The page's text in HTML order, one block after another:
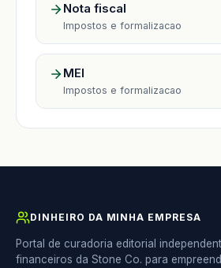
Nota fiscal
Impostos e formalizacao
MEI
Impostos e formalizacao
DINHEIRO DA MINHA EMPRESA
Portal de curadoria editorial
financeiros da Stone Co. para